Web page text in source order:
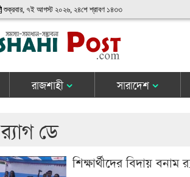
শুক্রবার, ৭ই আগস্ট ২০২৬, ২৪শে শ্রাবণ ১৪৩৩
রাজশাহী সারাদেশ
র‍্যাগ ডে
শিক্ষার্থীদের বিদায় বনাম